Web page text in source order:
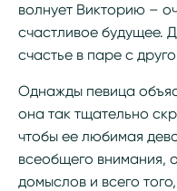
волнует Викторию –
счастливое будущее.
счастье в паре с
Однажды певица
она так тщательно
чтобы ее любимая
всеобщего внимания,
домыслов и всего